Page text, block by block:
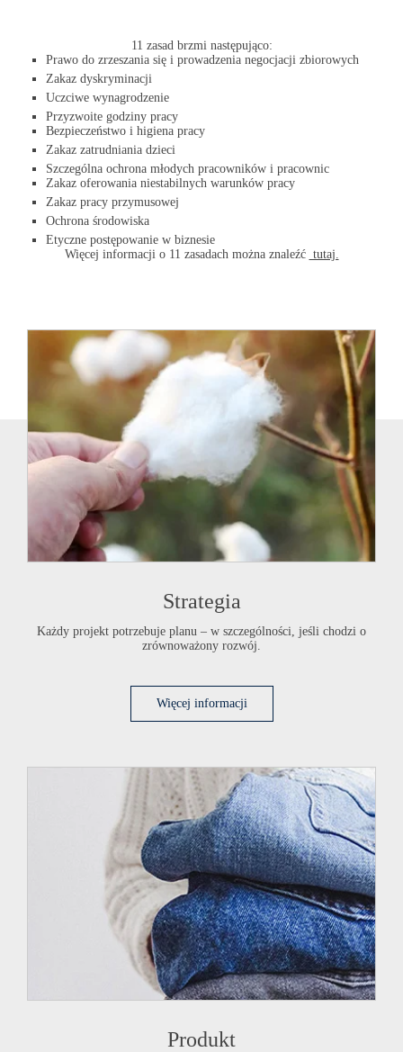
11 zasad brzmi następująco:
Prawo do zrzeszania się i prowadzenia negocjacji zbiorowych
Zakaz dyskryminacji
Uczciwe wynagrodzenie
Przyzwoite godziny pracy
Bezpieczeństwo i higiena pracy
Zakaz zatrudniania dzieci
Szczególna ochrona młodych pracowników i pracownic
Zakaz oferowania niestabilnych warunków pracy
Zakaz pracy przymusowej
Ochrona środowiska
Etyczne postępowanie w biznesie
Więcej informacji o 11 zasadach można znaleźć tutaj.
Strategia
Każdy projekt potrzebuje planu – w szczególności, jeśli chodzi o
zrównoważony rozwój.
Więcej informacji
Produkt